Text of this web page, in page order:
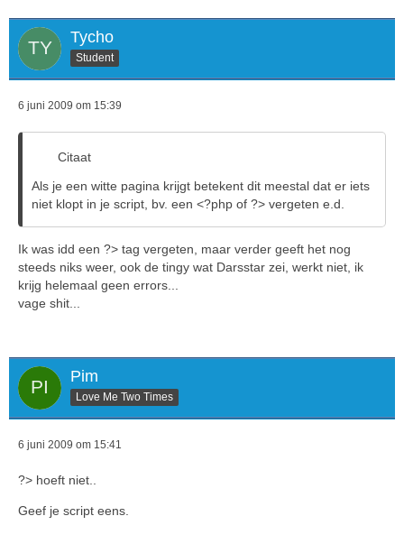
Tycho
Student
6 juni 2009 om 15:39
Citaat
Als je een witte pagina krijgt betekent dit meestal dat er iets
niet klopt in je script, bv. een <?php of ?> vergeten e.d.
Ik was idd een ?> tag vergeten, maar verder geeft het nog
steeds niks weer, ook de tingy wat Darsstar zei, werkt niet, ik
krijg helemaal geen errors...
vage shit...
Pim
Love Me Two Times
6 juni 2009 om 15:41
?> hoeft niet..
Geef je script eens.